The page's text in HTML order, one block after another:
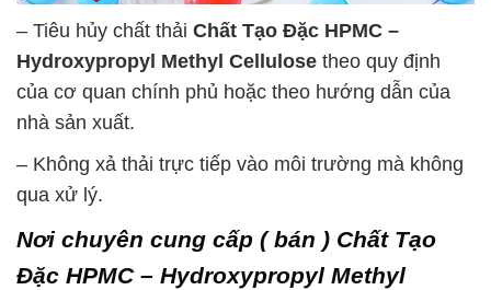
– Tiêu hủy chất thải Chất Tạo Đặc HPMC –
Hydroxypropyl Methyl Cellulose theo quy định
của cơ quan chính phủ hoặc theo hướng dẫn của
nhà sản xuất.
– Không xả thải trực tiếp vào môi trường mà không
qua xử lý.
Nơi chuyên cung cấp ( bán ) Chất Tạo
Đặc HPMC – Hydroxypropyl Methyl